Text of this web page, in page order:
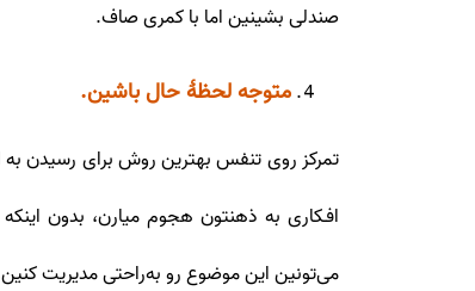
صندلی بشینین اما با کمری صاف.
متوجه لحظهٔ حال باشین.
تمرکز روی تنفس بهترین روش برای رسیدن به
افـکاری به ذهنتون هجوم میارن، بدون
می‌تونین این موضوع رو به‌راحتی مدیریت